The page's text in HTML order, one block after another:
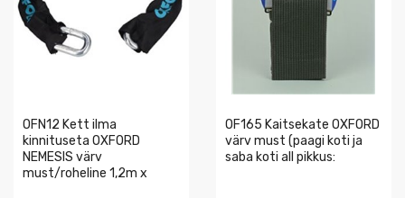
OFN12 Kett ilma
kinnituseta OXFORD
NEMESIS värv
must/roheline 1,2m x
OF165 Kaitsekate OXFORD
värv must (paagi koti ja
saba koti all pikkus: